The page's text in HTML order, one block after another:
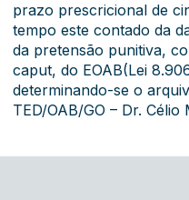
prazo prescricional de
tempo este contado da
da pretensão punitiva,
caput, do EOAB(Lei
determinando-se o
TED/OAB/GO – Dr. Célio